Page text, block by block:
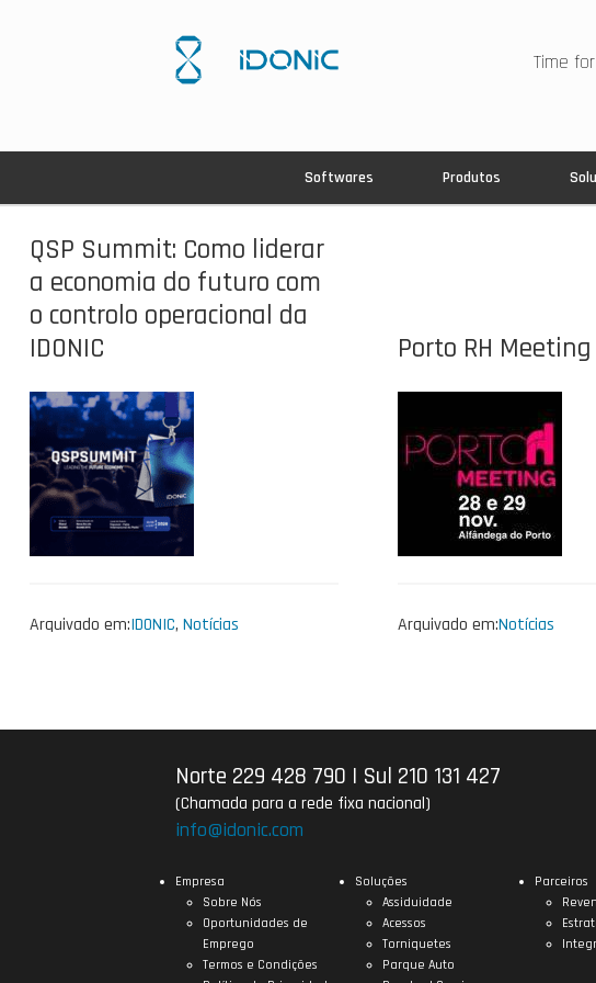
Time
Softwares Produtos
QSP Summit: Como liderar
a economia do futuro com
o controlo operacional da
IDONIC
Arquivado em:IDONIC, Notícias
Porto RH Meeting
Arquivado em:Notícias
Norte 229 428 790 | Sul 210 131 427
(Chamada para a rede fixa nacional)
info@idonic.com
Empresa
Sobre Nós
Oportunidades de
Emprego
Termos e Condições
Soluções
Assiduidade
Acessos
Torniquetes
Parque Auto
Parceiros